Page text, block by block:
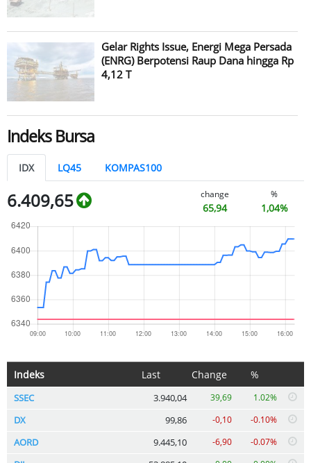
Gelar Rights Issue, Energi Mega Persada
(ENRG) Berpotensi Raup Dana hingga Rp
4,12 T
Indeks Bursa
IDX LQ45 KOMPAS100
6.409,65 change
65,94
%
1,04%
Indeks Last Change %
SSEC 3.940,04 39,69 1.02%
DX 99,86 -0,10 -0.10%
AORD 9.445,10 -6,90 -0.07%